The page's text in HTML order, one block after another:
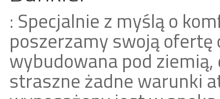
: Specjalnie z myślą o
poszerzamy swoją ofertę
wybudowana pod
straszne żadne warunki